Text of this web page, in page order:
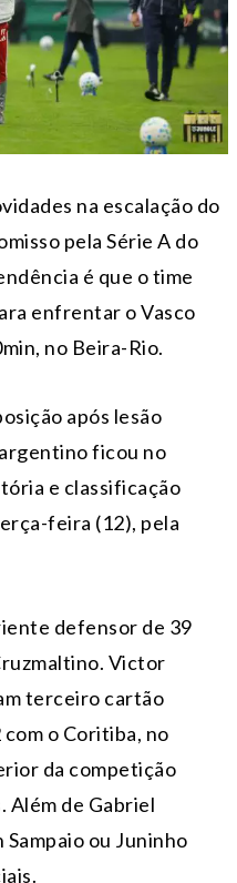
na escalação do
pela Série A do
é que o time
enfrentar o Vasco
no Beira-Rio.
após lesão
ficou no
e classificação
feira (12), pela
defensor de 39
Victor
terceiro cartão
com o Coritiba, no
da competição
Além de Gabriel
ou Juninho